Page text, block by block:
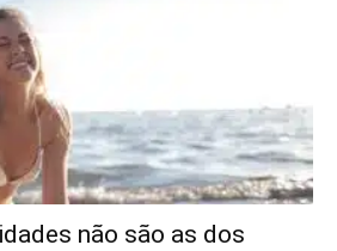
não são as dos